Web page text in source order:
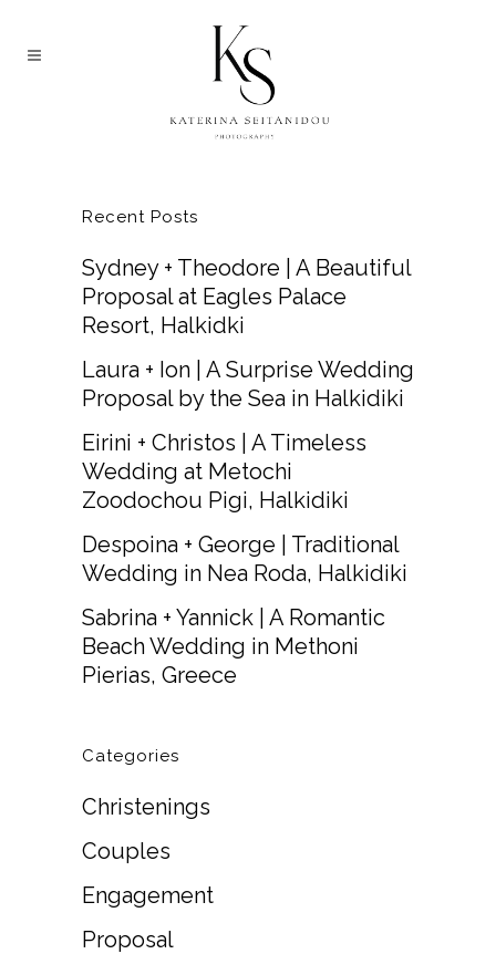
LEFT SIDEBAR
Recent Posts
Sydney + Theodore | A Beautiful
Proposal at Eagles Palace
Resort, Halkidki
Laura + Ion | A Surprise Wedding
Proposal by the Sea in Halkidiki
Eirini + Christos | A Timeless
Wedding at Metochi
Zoodochou Pigi, Halkidiki
Despoina + George | Traditional
Wedding in Nea Roda, Halkidiki
Sabrina + Yannick | A Romantic
Beach Wedding in Methoni
Pierias, Greece
Categories
Christenings
Couples
Engagement
Proposal